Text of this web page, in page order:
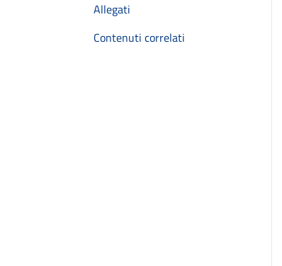
Allegati
Contenuti correlati